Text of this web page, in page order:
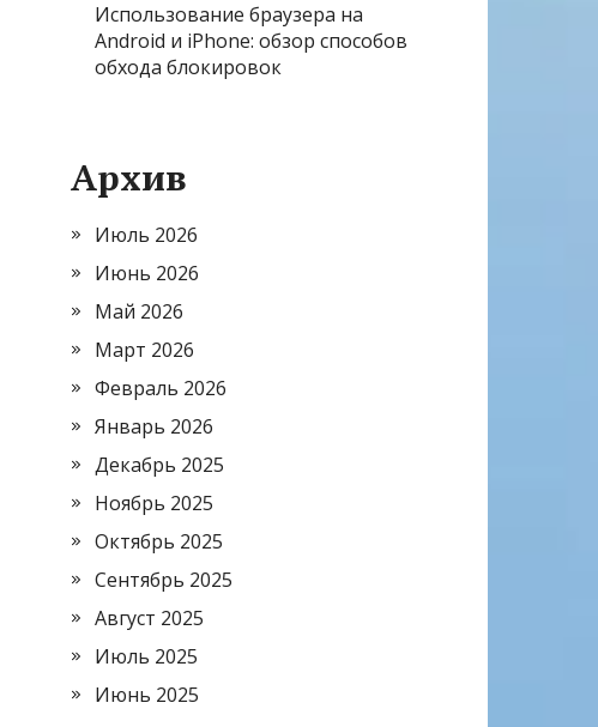
Использование браузера на
Android и iPhone: обзор способов
обхода блокировок
Архив
Июль 2026
Июнь 2026
Май 2026
Март 2026
Февраль 2026
Январь 2026
Декабрь 2025
Ноябрь 2025
Октябрь 2025
Сентябрь 2025
Август 2025
Июль 2025
Июнь 2025